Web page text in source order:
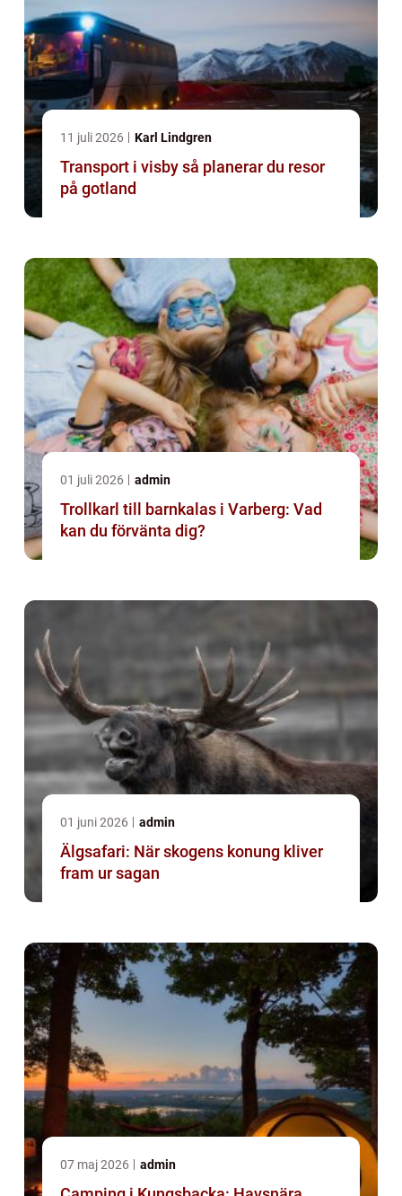
11 juli 2026 Karl Lindgren
Transport i visby så planerar du resor
på gotland
01 juli 2026 admin
Trollkarl till barnkalas i Varberg: Vad
kan du förvänta dig?
01 juni 2026 admin
Älgsafari: När skogens konung kliver
fram ur sagan
07 maj 2026 admin